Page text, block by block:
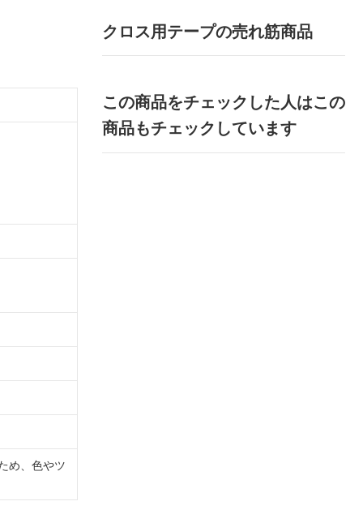
め、色やツ
クロス用テープの売れ筋商品
この商品をチェックした人はこの
商品もチェックしています